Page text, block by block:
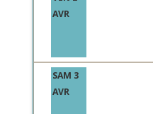
AVR
SAM 3
AVR